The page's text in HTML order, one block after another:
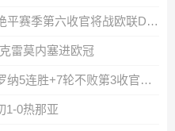
无缘欧冠！尤文2-2遭都灵绝平赛季第六收官将战欧联DV9双响
雷莫内塞进欧冠
进军欧冠！罗马2-0十人维罗纳5连胜+7轮不败第3收官迪巴拉2助攻
1-0热那亚